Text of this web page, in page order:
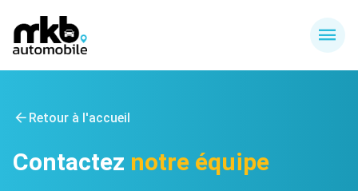
Retour à l'accueil
Contactez notre équipe